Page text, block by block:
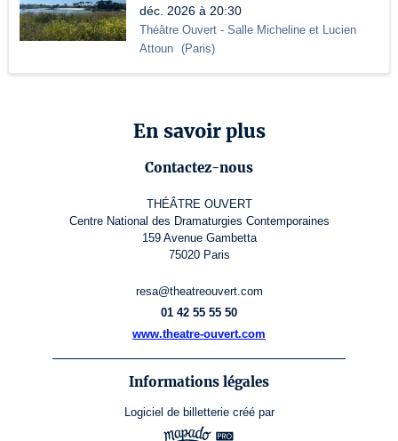
déc. 2026 à 20:30
Théâtre Ouvert - Salle Micheline et Lucien
Attoun (Paris)
En savoir plus
Contactez-nous
THÉÂTRE OUVERT
Centre National des Dramaturgies Contemporaines
159 Avenue Gambetta
75020 Paris
resa@theatreouvert.com
01 42 55 55 50
www.theatre-ouvert.com
Informations légales
Logiciel de billetterie créé par